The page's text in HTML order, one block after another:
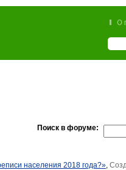
Поиск в форуме:
населения 2018 года?»,